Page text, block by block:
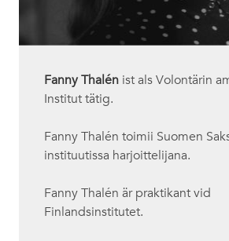
Fanny Thalén ist als Volontärin
Institut tätig.
Fanny Thalén toimii Suomen
instituutissa harjoittelijana.
Fanny Thalén är praktikant vid
Finlandsinstitutet.